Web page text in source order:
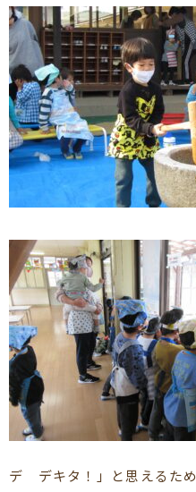
デ デキタ！」と思えるため